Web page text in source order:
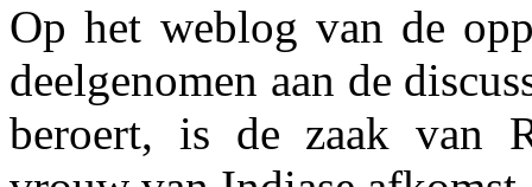
Op het weblog van de
deelgenomen aan de
beroert, is de zaak van